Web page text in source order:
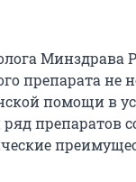
Минздрава
препарата не
помощи в
препаратов